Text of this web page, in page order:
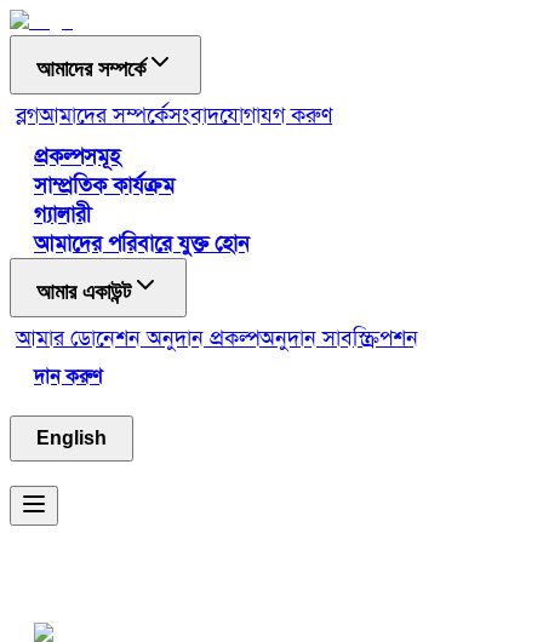
আমাদের সম্পর্কে
ব্লগআমাদের সম্পর্কেসংবাদযোগাযগ করুণ
প্রকল্পসমূহ
সাম্প্রতিক কার্যক্রম
গ্যালারী
আমাদের পরিবারে যুক্ত হোন
আমার একাউন্ট
আমার ডোনেশনঅনুদান প্রকল্পঅনুদান সাবস্ক্রিপশন
দান করুণ
English